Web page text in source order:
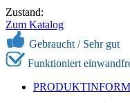
Zustand:
Zum Katalog
Gebraucht / Sehr gut
Funktioniert